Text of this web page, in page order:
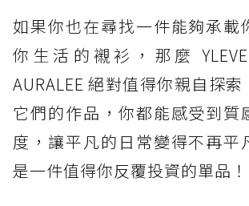
如果你也在尋找一件能夠承載
你生活的襯衫，那麼 YLEVE
AURALEE 絕對值得你親自探
它們的作品，你都能感受到質
度，讓平凡的日常變得不再平
是一件值得你反覆投資的單品！